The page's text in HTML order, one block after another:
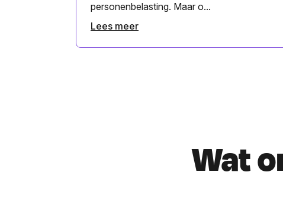
personenbelasting. Maar o...
Lees meer
Wat